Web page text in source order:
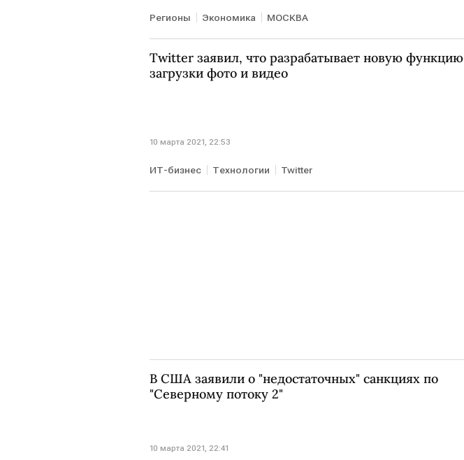
Регионы Экономика МОСКВА
Twitter заявил, что разрабатывает новую функцию
загрузки фото и видео
10 марта 2021, 22:53
ИТ-бизнес Технологии Twitter
В США заявили о "недостаточных" санкциях по
"Северному потоку 2"
10 марта 2021, 22:41